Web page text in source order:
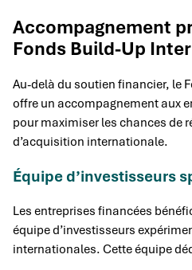
Accompagnement
Fonds Build-Up
Au-delà du soutien financier, le
offre un accompagnement aux
pour maximiser les chances de
d’acquisition internationale.
Équipe d’investisseurs
Les entreprises financées
équipe d’investisseurs
internationales. Cette équipe